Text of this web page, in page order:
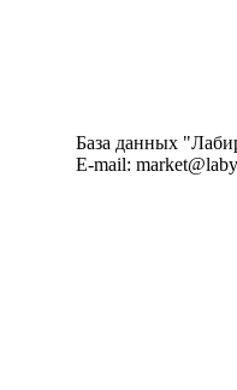
База данных
E-mail: